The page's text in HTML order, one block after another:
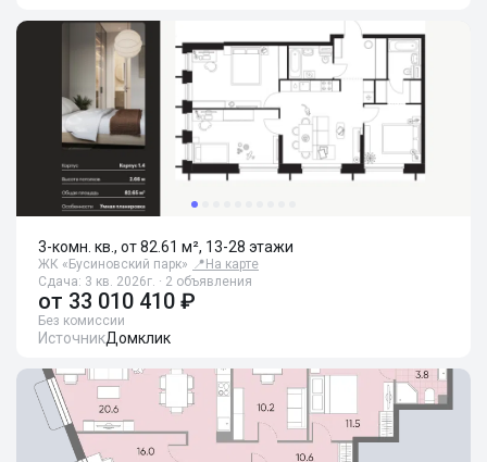
3-комн. кв., от 82.61 м², 13-28 этажи
ЖК «Бусиновский парк» 📍 На карте
Сдача: 3 кв. 2026г. · 2 объявления
от 33 010 410 ₽
Без комиссии
ИсточникДомклик